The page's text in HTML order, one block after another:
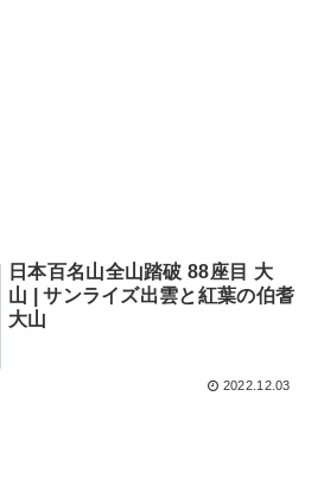
日本百名山全山踏破 88座目 大
山 | サンライズ出雲と紅葉の伯耆
大山
2022.12.03